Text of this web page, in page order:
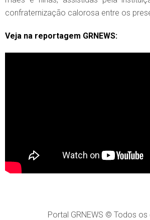
confraternização calorosa entre os
Veja na reportagem GRNEWS:
Portal GRNEWS © Todos